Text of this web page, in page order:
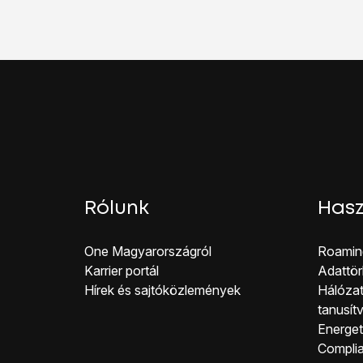
Rólunk
One Magyar országról
Karrier portál
Hírek és sajtóközlemények
Co